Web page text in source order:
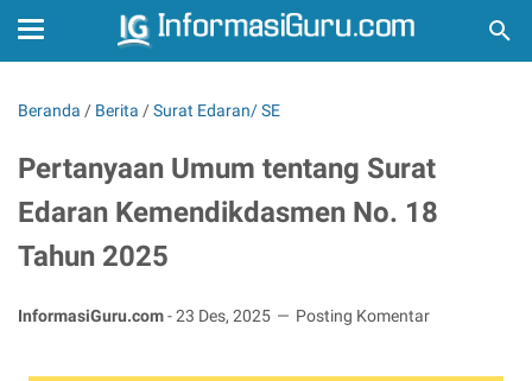
Beranda / Berita /Surat Edaran/ SE
Pertanyaan Umum tentang Surat
Edaran Kemendikdasmen No. 18
Tahun 2025
InformasiGuru.com-23 Des, 2025 Posting Komentar